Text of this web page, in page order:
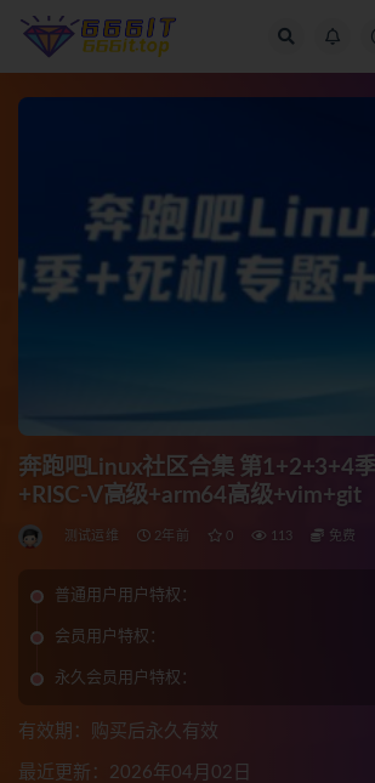
奔跑吧Linux社区合集 第1+2+3+4
+RISC-V高级+arm64高级+vim+git
测试运维 2年前 0 113 免费
普通用户用户特权：
会员用户特权：
永久会员用户特权：
有效期：购买后永久有效
最近更新：2026年04月02日